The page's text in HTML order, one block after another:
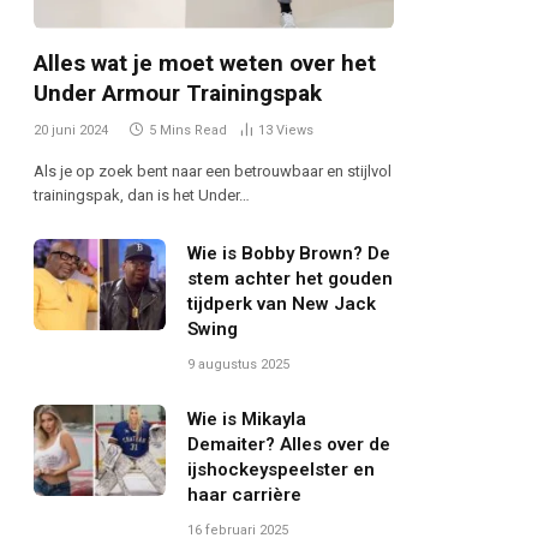
Alles wat je moet weten over het
Under Armour Trainingspak
20 juni 2024 5 Mins Read 13 Views
Als je op zoek bent naar een betrouwbaar en stijlvol
trainingspak, dan is het Under…
Wie is Bobby Brown? De
stem achter het gouden
tijdperk van New Jack
Swing
9 augustus 2025
Wie is Mikayla
Demaiter? Alles over de
ijshockeyspeelster en
haar carrière
16 februari 2025